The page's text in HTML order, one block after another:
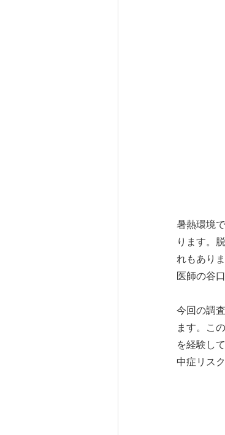
暑熱環境
ります。
れもあり
医師の谷
今回の調
ます。こ
を経験し
中症リス